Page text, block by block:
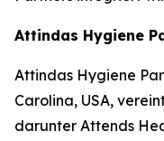
Attindas Hygiene
Attindas Hygiene
Carolina, USA,
darunter Attends